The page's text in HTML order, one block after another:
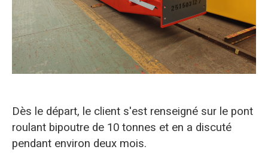
Dès le départ, le client s'est renseigné sur le pont
roulant bipoutre de 10 tonnes et en a discuté
pendant environ deux mois.